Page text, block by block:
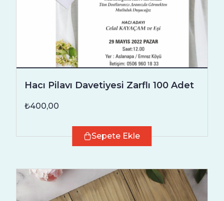
Hacı Pilavı Davetiyesi Zarflı 100 Adet
₺400,00
Sepete Ekle